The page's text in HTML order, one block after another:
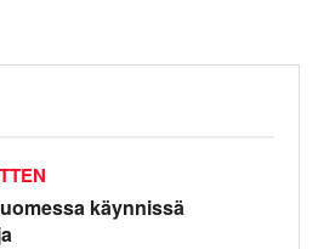
käynnissä